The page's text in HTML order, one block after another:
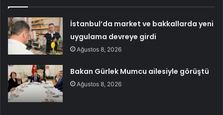
İstanbul’da market ve bakkallarda yeni
uygulama devreye girdi
Ağustos 8, 2026
Bakan Gürlek Mumcu ailesiyle görüştü
Ağustos 8, 2026